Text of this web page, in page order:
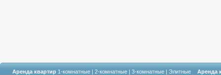
Аренда квартир 1-комнатные | 2-комнатные | 3-комнатные | Элитные Аренда